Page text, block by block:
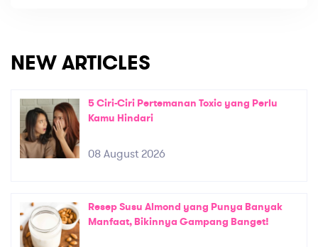
NEW ARTICLES
5 Ciri-Ciri Pertemanan Toxic yang Perlu
Kamu Hindari
08 August 2026
Resep Susu Almond yang Punya Banyak
Manfaat, Bikinnya Gampang Banget!